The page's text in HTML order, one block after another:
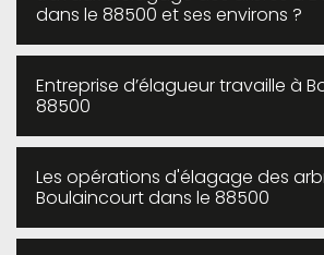
dans le 88500 et ses environs ?
Entreprise d’élagueur travaille à
88500
Les opérations d'élagage des
Boulaincourt dans le 88500